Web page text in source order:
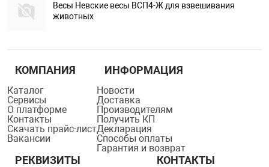
Весы Невские весы ВСП4-Ж для взвешивания
животных
КОМПАНИЯ
Каталог
Сервисы
О платформе
Контакты
Скачать прайс-лист
Вакансии
ИНФОРМАЦИЯ
Новости
Доставка
Производителям
Получить КП
Декларация
Способы оплаты
Гарантия и возврат
РЕКВИЗИТЫ КОНТАКТЫ